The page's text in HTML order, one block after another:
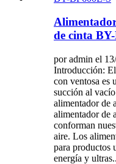
de cinta
por admin el
Introducción:
con ventosa es
succión al
alimentador de
alimentador de
conforman
aire. Los
para productos
energía y